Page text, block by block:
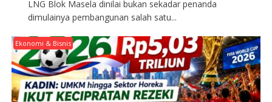
LNG Blok Masela dinilai bukan sekadar penanda
dimulainya pembangunan salah satu...
Ekonomi & Bisnis